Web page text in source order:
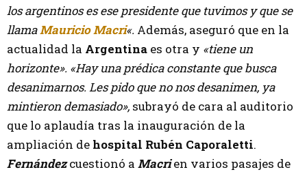
los argentinos es ese presidente que tuvimos y que se
llamaMauricio Macri«. Además, aseguró que en la
actualidad la Argentina es otra y «tiene un
horizonte». «Hay una prédica constante que busca
desanimarnos. Les pido que no nos desanimen, ya
mintieron demasiado», subrayó de cara al auditorio
que lo aplaudía tras la inauguración de la
ampliación de hospital Rubén Caporaletti.
Fernándezcuestionó a Macrien varios pasajes de